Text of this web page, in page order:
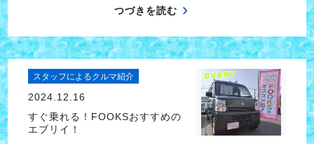
つづきを読む
スタッフによるクルマ紹介
2024.12.16
すぐ乗れる！FOOKSおすすめの
エブリイ！